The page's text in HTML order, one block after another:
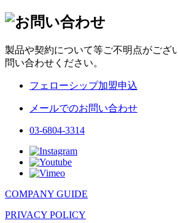
製品や契約について等ご不明点がござ
問い合わせください。
フェローシップ加盟申込
メールでのお問い合わせ
03-6804-3314
COMPANY GUIDE
PRIVACY POLICY